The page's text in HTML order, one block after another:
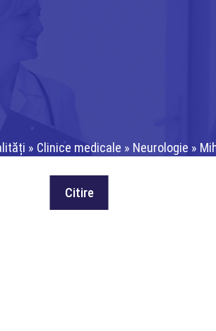
» Clinice medicale » Neurologie »